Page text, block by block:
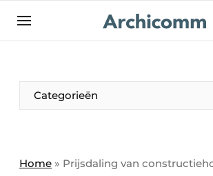
NL be-FR
Categorieën
Home » Prijsdaling van